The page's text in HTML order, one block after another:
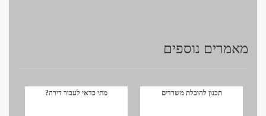
מאמרים נוספים
מתי כדאי לעבור דירה? תכנון להובלת משרדים